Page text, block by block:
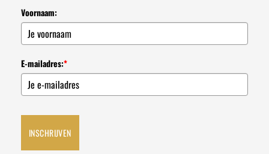
Voornaam:
E-mailadres:*
INSCHRIJVEN